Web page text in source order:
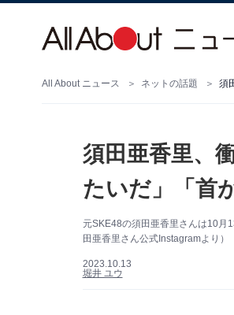
All About ニュース ネットの話題 須
須田亜香里、
たいだ」「首
元SKE48の須田亜香里さんは10月
田亜香里さん公式Instagramより）
2023.10.13
堀井 ユウ